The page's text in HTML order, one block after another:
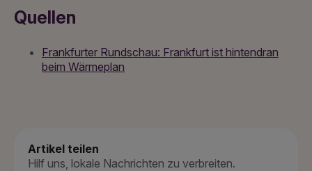
Quellen
Frankfurter Rundschau: Frankfurt ist hintendran
beim Wärmeplan
Artikel teilen
Hilf uns, lokale Nachrichten zu verbreiten.